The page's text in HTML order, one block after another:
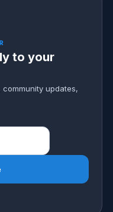
to your
updates,